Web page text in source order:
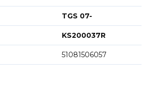
TGS 07-
KS200037R
51081506057